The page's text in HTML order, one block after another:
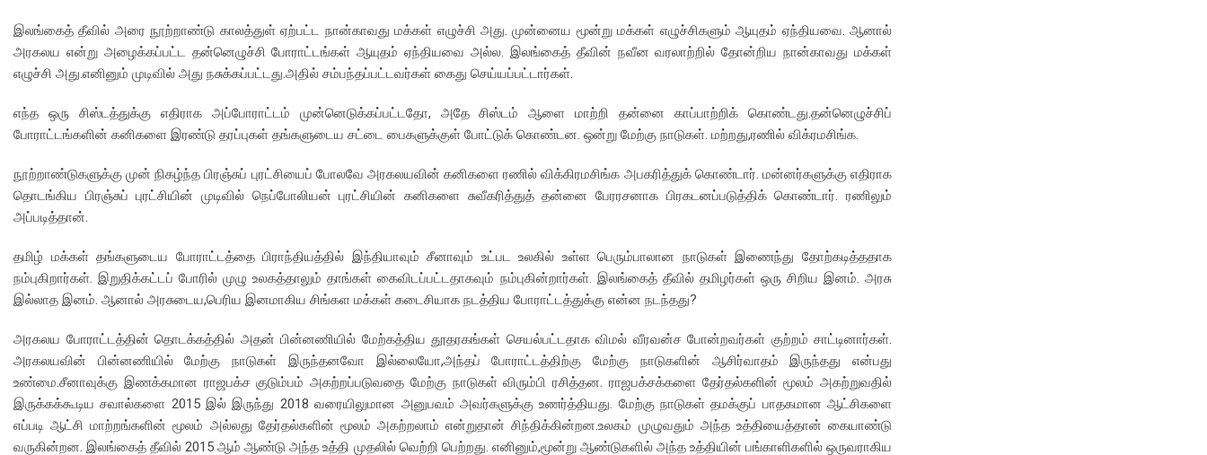
இலங்கைத் தீவில் அரை நூற்றாண்டு காலத்துள் ஏற்பட்ட நான்காவது மக்கள் எழுச்சி அது. முன்னைய மூன்று மக்கள் எழுச்சிகளும் ஆயுதம் ஏந்தியவை. ஆனால்
அரகலய என்று அழைக்கப்பட்ட தன்னெழுச்சி போராட்டங்கள் ஆயுதம் ஏந்தியவை அல்ல. இலங்கைத் தீவின் நவீன வரலாற்றில் தோன்றிய நான்காவது மக்கள்
எழுச்சி அது.எனினும் முடிவில் அது நசுக்கப்பட்டது.அதில் சம்பந்தப்பட்டவர்கள் கைது செய்யப்பட்டார்கள்.
எந்த ஒரு சிஸ்டத்துக்கு எதிராக அப்போராட்டம் முன்னெடுக்கப்பட்டதோ, அதே சிஸ்டம் ஆளை மாற்றி தன்னை காப்பாற்றிக் கொண்டது.தன்னெழுச்சிப்
போராட்டங்களின் கனிகளை இரண்டு தரப்புகள் தங்களுடைய சட்டை பைகளுக்குள் போட்டுக் கொண்டன. ஒன்று மேற்கு நாடுகள். மற்றது,ரணில் விக்ரமசிங்க.
நூற்றாண்டுகளுக்கு முன் நிகழ்ந்த பிரஞ்சுப் புரட்சியைப் போலவே அரகலயவின் கனிகளை ரணில் விக்கிரமசிங்க அபகரித்துக் கொண்டார். மன்னர்களுக்கு எதிராக
தொடங்கிய பிரஞ்சுப் புரட்சியின் முடிவில் நெப்போலியன் புரட்சியின் கனிகளை சுவீகரித்துத் தன்னை பேரரசனாக பிரகடனப்படுத்திக் கொண்டார். ரணிலும்
அப்படித்தான்.
தமிழ் மக்கள் தங்களுடைய போராட்டத்தை பிராந்தியத்தில் இந்தியாவும் சீனாவும் உட்பட உலகில் உள்ள பெரும்பாலான நாடுகள் இணைந்து தோற்கடித்ததாக
நம்புகிறார்கள். இறுதிக்கட்டப் போரில் முழு உலகத்தாலும் தாங்கள் கைவிடப்பட்டதாகவும் நம்புகின்றார்கள். இலங்கைத் தீவில் தமிழர்கள் ஒரு சிறிய இனம். அரசு
இல்லாத இனம். ஆனால் அரசுடைய,பெரிய இனமாகிய சிங்கள மக்கள் கடைசியாக நடத்திய போராட்டத்துக்கு என்ன நடந்தது?
அரகலய போராட்டத்தின் தொடக்கத்தில் அதன் பின்னணியில் மேற்கத்திய தூதரகங்கள் செயல்பட்டதாக விமல் வீரவன்ச போன்றவர்கள் குற்றம் சாட்டினார்கள்.
அரகலயவின் பின்னணியில் மேற்கு நாடுகள் இருந்தனவோ இல்லையோ,அந்தப் போராட்டத்திற்கு மேற்கு நாடுகளின் ஆசிர்வாதம் இருந்தது என்பது
உண்மை.சீனாவுக்கு இணக்கமான ராஜபக்ச குடும்பம் அகற்றப்படுவதை மேற்கு நாடுகள் விரும்பி ரசித்தன. ராஜபக்சக்களை தேர்தல்களின் மூலம் அகற்றுவதில்
இருக்கக்கூடிய சவால்களை 2015 இல் இருந்து 2018 வரையிலுமான அனுபவம் அவர்களுக்கு உணர்த்தியது. மேற்கு நாடுகள் தமக்குப் பாதகமான ஆட்சிகளை
எப்படி ஆட்சி மாற்றங்களின் மூலம் அல்லது தேர்தல்களின் மூலம் அகற்றலாம் என்றுதான் சிந்திக்கின்றன.உலகம் முழுவதும் அந்த உத்தியைத்தான் கையாண்டு
வருகின்றன. இலங்கைத் தீவில் 2015 ஆம் ஆண்டு அந்த உத்தி முதலில் வெற்றி பெற்றது. எனினும்,மூன்று ஆண்டுகளில் அந்த உத்தியின் பங்காளிகளில் ஒருவராகிய